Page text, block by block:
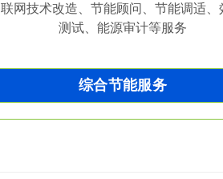
联网技术改造、节能顾问、节能调适、
测试、能源审计等服务
综合节能服务